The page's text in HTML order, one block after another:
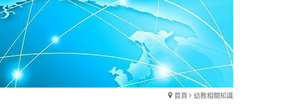
首頁 幼教相關知識